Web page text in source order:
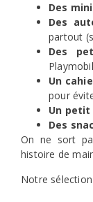
Des
Des
partout
Des
Un
pour
Un petit
Des
On ne sort
histoire de
Notre sélection